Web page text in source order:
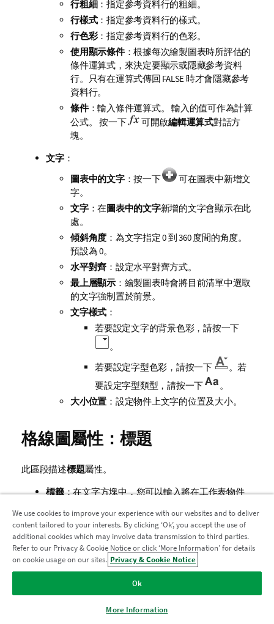
行粗細：指定參考資料行的粗細。
行樣式：指定參考資料行的樣式。
行色彩：指定參考資料行的色彩。
使用顯示條件：根據每次繪製圖表時所評估的
條件運算式，來決定要顯示或隱藏參考資料
行。只有在運算式傳回 FALSE 時才會隱藏參考
資料行。
條件：輸入條件運算式。 輸入的值可作為計算
公式。 按一下
可開啟編輯運算式對話方
塊。
文字：
圖表中的文字：按一下
可在圖表中新增文
字。
文字：在圖表中的文字新增的文字會顯示在此
處。
傾斜角度 ：為文字指定 0 到 360 度間的角度。
預設為 0。
水平對齊 ：設定水平對齊方式。
最上層顯示：繪製圖表時會將目前清單中選取
的文字強制置於前景。
文字樣式 ：
若要設定文字的背景色彩，請按一下
。
若要設定字型色彩，請按一下
。若
要設定字型類型，請按一下
。
大小位置 ：設定物件上文字的位置及大小。
格線圖屬性：標題
此區段描述標題屬性。
標籤：在文字方塊中，您可以輸入將在工作表物件
選取顯示標題，便會使用欄位名稱。
輸入的值可作為計算公式。
按一下 可開啟編輯運算式對話方塊。
：勾選此選項時，將在工作表物件的頂端
啟此選項，但按鈕、文字物件和線條/箭頭物件則不
加入分析現代化計畫
透過分析現代化程式進行現代化而不犧牲寶貴的 QlikView 應用
程式。
We use cookies to improve your experience with our websites and to deliver
content tailored to your interests. By clicking ‘Ok’, you accept the use of
additional cookies which may involve data transmission to third parties.
Refer to our Privacy & Cookie Notice or click ‘More Information’ for details
on cookie usage on our sites. Privacy & Cookie Notice
Ok
More Information